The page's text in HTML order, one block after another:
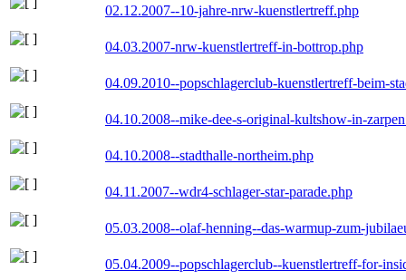
02.12.2007--10-jahre-nrw-kuenstlertreff.php
04.03.2007-nrw-kuenstlertreff-in-bottrop.php
04.09.2010--popschlagerclub-kuenstlertreff-beim-
04.10.2008--mike-dee-s-original-kultshow-in-
04.10.2008--stadthalle-northeim.php
04.11.2007--wdr4-schlager-star-parade.php
05.03.2008--olaf-henning--das-warmup-zum-
05.04.2009--popschlagerclub--kuenstlertreff-for-